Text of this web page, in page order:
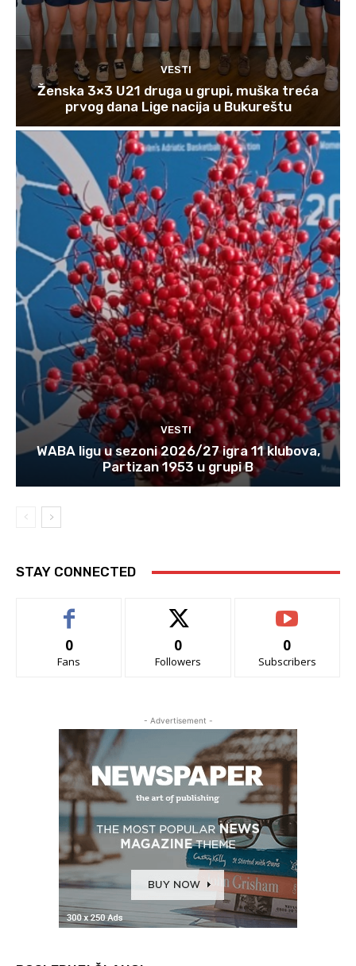
VESTI
Ženska 3×3 U21 druga u grupi, muška treća
prvog dana Lige nacija u Bukureštu
VESTI
WABA ligu u sezoni 2026/27 igra 11 klubova,
Partizan 1953 u grupi B
STAY CONNECTED
0
Fans
0
Followers
0
Subscribers
- Advertisement -